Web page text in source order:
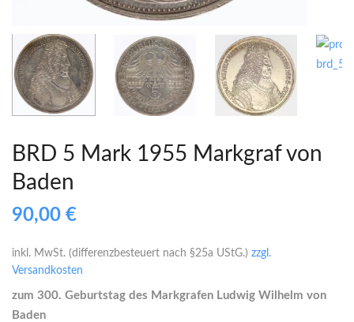
BRD 5 Mark 1955 Markgraf von
Baden
90,00 €
inkl. MwSt. (differenzbesteuert nach §25a UStG.) zzgl.
Versandkosten
zum 300. Geburtstag des Markgrafen Ludwig Wilhelm von
Baden